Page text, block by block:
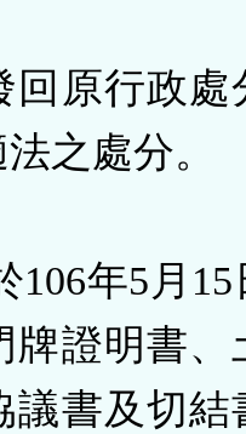
回原行政處
之處分。
年5月
牌證明書、
議書及切結